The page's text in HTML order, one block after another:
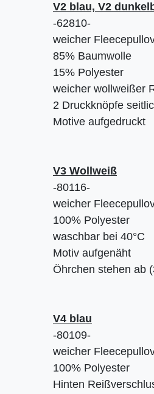
V2 blau, V2
-62810-
weicher
85% Baumwolle
15% Polyester
weicher wollweißer
2 Druckknöpfe
Motive aufgedruckt
V3 Wollweiß
-80116-
weicher
100% Polyester
waschbar bei 40°C
Motiv aufgenäht
Öhrchen stehen ab
V4 blau
-80109-
weicher
100% Polyester
Hinten